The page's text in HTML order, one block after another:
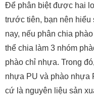
Để phân biệt được hai
trước tiên, bạn nên
nay, nếu phân chia
thể chia làm 3 nhóm
phào chỉ nhựa. Trong
nhựa PU và phào nhựa
cứ là nguyên liệu sản